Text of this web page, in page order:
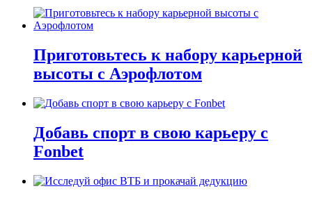
Приготовьтесь к набору карьерной
высоты с Аэрофлотом
Добавь спорт в свою карьеру с
Fonbet